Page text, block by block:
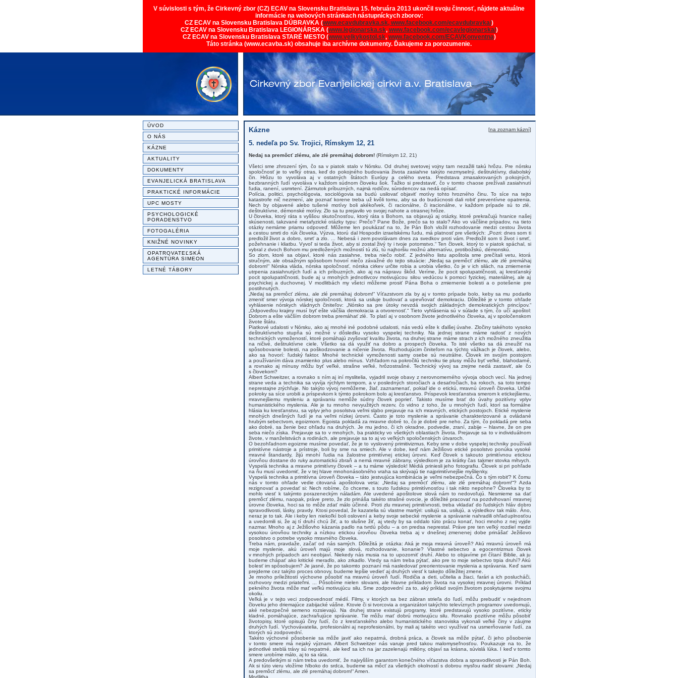
V súvislosti s tým, že Cirkevný zbor (CZ) ECAV na Slovensku Bratislava 15. februára 2013 ukončil svoju činnosť, nájdete aktuálne
informácie na webových stránkach nástupníckych zborov:
CZ ECAV na Slovensku Bratislava DÚBRAVKA (www.ecavdubravka.sk, www.facebook.com/ecavdubravka/)
CZ ECAV na Slovensku Bratislava LEGIONÁRSKA (www.legionarska.sk, www.facebook.com/ecavlegionarska/)
CZ ECAV na Slovensku Bratislava STARÉ MESTO (www.velkykostol.sk, www.facebook.com/ECAVKonventna)
Táto stránka (www.ecavba.sk) obsahuje iba archívne dokumenty. Ďakujeme za porozumenie.
ÚVOD
O NÁS
KÁZNE
AKTUALITY
DOKUMENTY
EVANJELICKÁ BRATISLAVA
PRAKTICKÉ INFORMÁCIE
UPC MOSTY
PSYCHOLOGICKÉ
PORADENSTVO
FOTOGALÉRIA
KNIŽNÉ NOVINKY
OPATROVATEĽSKÁ
AGENTÚRA SIMEON
LETNÉ TÁBORY
Kázne [na zoznam kázní]
5. nedeľa po Sv. Trojici, Rímskym 12, 21
Nedaj sa premôcť zlému, ale zlé premáhaj dobrom!(Rímskym 12, 21)
Všetci sme zhrození tým, čo sa v piatok stalo v Nórsku. Od druhej svetovej vojny tam nezažili takú hrôzu. Pre nórsku
spoločnosť je to veľký otras, keď do pokojného budovania života zasiahne takýto nezmyselný, deštruktívny, diabolský
čin. Hrôzu to vyvoláva aj v ostatných štátoch Európy a celého sveta. Predstava zmasakrovaných pokojných,
bezbranných ľudí vyvoláva v každom súdnom človeku šok. Ťažko si predstaviť, čo v tomto chaose prežívali zasiahnutí
ľudia, ranení, usmrtení. Zármutok príbuzných, najmä rodičov, súrodencov sa nedá opísať.
Polícia, politici, psychológovia, sociológovia sa budú usilovať objaviť motívy tohto hrozného činu. To síce na tejto
katastrofe nič nezmení, ale poznať korene treba už kvôli tomu, aby sa do budúcnosti dali robiť preventívne opatrenia.
Nech by objavené alebo tušené motívy boli akékoľvek, či racionálne, či iracionálne, v každom prípade sú to zlé,
deštruktívne, démonské motívy. Zlo sa tu prejavilo vo svojej nahote a otrasnej hrôze.
U človeka, ktorý ráta s vyššou skutočnosťou, ktorý ráta s Bohom, sa objavujú aj otázky, ktoré prekračujú hranice našej
skúsenosti, takzvané metafyzické otázky typu: Prečo? Pane Bože, prečo sa to stalo? Ako vo väčšine prípadov, na tieto
otázky nemáme priamu odpoveď. Môžeme len poukázať na to, že Pán Boh vložil rozhodovanie medzi cestou života
a cestou smrti do rúk človeka. Výzva, ktorú dal Hospodin izraelskému ľudu, má platnosť pre všetkých: „Pozri: dnes som ti
predložil život a dobro, smrť a zlo. ... Nebesá i zem povolávam dnes za svedkov proti vám. Predložil som ti život i smrť,
požehnanie i kliatbu. Vyvoľ si teda život, aby si zostal živý ty i tvoje potomstvo.“ Ten človek, ktorý to v piatok spáchal, si
vybral z dvoch Bohom mu predložených možností tú zlú, tú najhoršiu možnú alternatívu, protibožskú, démonskú.
So zlom, ktoré sa objaví, ktoré nás zasiahne, treba niečo robiť. Z jedného listu apoštola sme prečítali vetu, ktorá
stručným, ale obsažným spôsobom hovorí niečo závažné do tejto situácie: „Nedaj sa premôcť zlému, ale zlé premáhaj
dobrom!“ Nórska vláda, nórska spoločnosť, nórska cirkev určite robia a urobia všetko, čo je v ich silách, na zmiernenie
utrpenia zasiahnutých ľudí a ich príbuzných, ako aj na nápravu škôd. Veríme, že pocit spolupatričnosti, aj kresťanský
pocit spolupatričnosti, bude aj u mnohých jednotlivcov motivujúcou silou vedúcou k pomoci fyzickej, materiálnej, ale aj
psychickej a duchovnej. V modlitbách my všetci môžeme prosiť Pána Boha o zmiernenie bolesti a o potešenie pre
postihnutých.
„Nedaj sa premôcť zlému, ale zlé premáhaj dobrom!“ Víťazstvom zla by aj v tomto prípade bolo, keby sa mu podarilo
zmeniť smer vývoja nórskej spoločnosti, ktorá sa usiluje budovať a upevňovať demokraciu. Dôležité je v tomto ohľade
vyhlásenie nórskych vládnych činiteľov: „Nórsko sa pre útoky nevzdá svojich základných demokratických princípov.“
„Odpoveďou krajiny musí byť ešte väčšia demokracia a otvorenosť.“ Tieto vyhlásenia sú v súlade s tým, čo učí apoštol:
Dobrom a ešte väčším dobrom treba premáhať zlé. To platí aj v osobnom živote jednotlivého človeka, aj v spoločenskom
živote štátu.
Piatkové udalosti v Nórsku, ako aj mnohé iné podobné udalosti, nás vedú ešte k ďalšej úvahe. Zločiny takéhoto vysoko
deštruktívneho stupňa sú možné v dôsledku vysoko vyspelej techniky. Na jednej strane máme radosť z nových
technických vymožeností, ktoré pomáhajú zvyšovať kvalitu života, na druhej strane máme strach z ich možného zneužitia
na ničivé, deštruktívne ciele. Všetko sa dá využiť na dobro a prospech človeka. To isté všetko sa dá zneužiť na
spôsobovanie bolesti, na poškodzovanie a ničenie života. Rozhodujúcim činiteľom na týchto vážkach je človek, alebo,
ako sa hovorí: ľudský faktor. Mnohé technické vymoženosti samy osebe sú neutrálne. Človek im svojím postojom
a používaním dáva znamienko plus alebo mínus. Vzhľadom na pokročilú techniku tie plusy môžu byť veľké, blahodarné,
a rovnako aj mínusy môžu byť veľké, strašne veľké, hrôzostrašné. Technický vývoj sa zrejme nedá zastaviť, ale čo
s človekom?
Albert Schweitzer, a rovnako s ním aj iní myslitelia, vyjadril svoje obavy z nerovnomerného vývoja oboch vecí. Na jednej
strane veda a technika sa vyvíja rýchlym tempom, a v posledných storočiach a desaťročiach, ba rokoch, sa toto tempo
neprestajne zrýchľuje. No takýto vývoj nemôžeme, žiaľ, zaznamenať, pokiaľ ide o etickú, mravnú úroveň človeka. Určité
pokroky sa síce urobili a príspevkom k týmto pokrokom bolo aj kresťanstvo. Príspevok kresťanstva smerom k etickejšiemu,
mravnejšiemu mysleniu a správaniu nemôže súdny človek poprieť. Takisto musíme brať do úvahy pozitívny vplyv
humanistického myslenia. Ale je tu mnoho nevyužitých rezerv, čo vidno z toho, že u mnohých ľudí, ktorí sa formálne
hlásia ku kresťanstvu, sa vplyv jeho posolstva veľmi slabo prejavuje na ich mravných, etických postojoch. Etické myslenie
mnohých dnešných ľudí je na veľmi nízkej úrovni. Často je toto myslenie a správanie charakterizované a ovládané
hrubým sebectvom, egoizmom. Egoista pokladá za mravne dobré to, čo je dobré pre neho. Za tým, čo pokladá pre seba
ako dobré, sa ženie bez ohľadu na druhých. Je mu jedno, či ich okradne, podvedie, zraní, zabije – hlavne, že on pre
seba niečo získa. Prejavuje sa to v mnohých, ba prakticky vo všetkých oblastiach života. Prejavuje sa to v individuálnom
živote, v manželstvách a rodinách, ale prejavuje sa to aj vo veľkých spoločenských útvaroch.
O bezohľadnom egoizme musíme povedať, že je to vyslovený primitivizmus. Keby sme v dobe vyspelej techniky používali
primitívne nástroje a prístroje, boli by sme na smiech. Ale v dobe, keď nám Ježišovo etické posolstvo ponúka vysoké
mravné štandardy, žijú mnohí ľudia na žalostne primitívnej etickej úrovni. Keď človek s takouto primitívnou etickou
úrovňou dostane do ruky automatickú zbraň a nemá mravné zábrany, výsledkom je za krátky čas takmer stovka mŕtvych.
Vyspelá technika a mravne primitívny človek – a tu máme výsledok! Médiá priniesli jeho fotografiu. Človek si pri pohľade
na ňu musí uvedomiť, že v tej hlave mnohonásobného vraha sa skrývajú tie najprimitívnejšie myšlienky.
Vyspelá technika a primitívna úroveň človeka – táto jestvujúca kombinácia je veľmi nebezpečná. Čo s tým robiť? K čomu
nás v tomto ohľade vedie citovaná apoštolova veta: „Nedaj sa premôcť zlému, ale zlé premáhaj dobrom!“? Azda
rezignovať a povedať si: Nech robíme, čo chceme, s touto ľudskou primitívnosťou i tak nikto nepohne? Človeka by to
mohlo viesť k takýmto porazeneckým náladám. Ale uvedené apoštolove slová nám to nedovoľujú. Nesmieme sa dať
premôcť zlému, naopak, práve preto, že zlo prináša takéto strašné ovocie, je dôležité pracovať na pozdvihovaní mravnej
úrovne človeka, hoci sa to môže zdať málo účinné. Proti zlu mravnej primitívnosti, treba vkladať do ľudských hláv dobro
spravodlivosti, lásky, pravdy. Ktosi povedal, že kazatelia sú vlastne martýri: usilujú sa, usilujú, a výsledkov tak málo. Áno,
neraz je to tak. Ale i keby len niekoľkí boli oslovení a keby svoje sebecké myslenie a správanie nahradili ohľaduplnosťou
a uvedomili si, že aj tí druhí chcú žiť, a to slušne žiť, aj vtedy by sa oddalo túto prácu konať, hoci mnoho z nej vyjde
nazmar. Mnoho aj z Ježišovho kázania padlo na tvrdú pôdu – a on predsa neprestal. Práve pre ten veľký rozdiel medzi
vysokou úrovňou techniky a nízkou etickou úrovňou človeka treba aj v dnešnej zmenenej dobe prinášať Ježišovo
posolstvo o potrebe vysoko mravného človeka.
Treba nám, pravdaže, začať od nás samých. Dôležitá je otázka: Aká je moja mravná úroveň? Akú mravnú úroveň má
moje myslenie, akú úroveň majú moje slová, rozhodovanie, konanie? Vlastné sebectvo a egocentrizmus človek
v mnohých prípadoch ani neobjaví. Niekedy nás musia na to upozorniť druhí. Alebo to objavíme pri čítaní Biblie, ak ju
budeme chápať ako kritické meradlo, ako zrkadlo. Vtedy sa nám treba pýtať, ako pre to moje sebectvo trpia druhí? Akú
bolesť im spôsobujem? Je jasné, že po takomto poznaní má nasledovať preorientovanie myslenia a správania. Keď sami
prejdeme cez takýto proces obnovy, budeme lepšie vedieť aj druhých viesť k takejto dôležitej zmene.
Je mnoho príležitostí výchovne pôsobiť na mravnú úroveň ľudí. Rodičia a deti, učitelia a žiaci, farári a ich poslucháči,
rozhovory medzi priateľmi. ... Pôsobíme nielen slovami, ale hlavne príkladom života na vysokej mravnej úrovni. Príklad
pekného života môže mať veľkú motivujúcu silu. Sme zodpovední za to, aký príklad svojím životom poskytujeme svojmu
okoliu.
Veľká je v tejto veci zodpovednosť médií. Filmy, v ktorých sa bez zábran strieľa do ľudí, môžu prebudiť v nejednom
človeku jeho driemajúce zabijacké vášne. Ktovie či si tvorcovia a organizátori takýchto televíznych programov uvedomujú,
aké nebezpečné semeno rozsievajú. Na druhej strane existujú programy, ktoré predstavujú vysoko pozitívne, eticky
kladné, pomáhajúce, zachraňujúce správanie. Tie môžu mať dobrú motivujúcu silu. Rovnako pozitívne môžu pôsobiť
životopisy, ktoré opisujú činy ľudí, čo z kresťanského alebo humanistického stanoviska vykonali veľké činy v záujme
druhých ľudí. Vychovávatelia, profesionálni aj neprofesionálni, by mali aj takéto veci využívať na usmerňovanie ľudí, za
ktorých sú zodpovední.
Takéto výchovné pôsobenie sa môže javiť ako nepatrná, drobná práca, a človek sa môže pýtať, či jeho pôsobenie
v tomto smere má nejaký význam. Albert Schweitzer nás varuje pred takou malomyseľnosťou. Poukazuje na to, že
jednotlivé steblá trávy sú nepatrné, ale keď sa ich na jar zazelenajú milióny, objaví sa krásna, súvislá lúka. I keď v tomto
smere urobíme málo, aj to sa ráta.
A predovšetkým si nám treba uvedomiť, že najvyšším garantom konečného víťazstva dobra a spravodlivosti je Pán Boh.
Ak si túto vieru vložíme hlboko do srdca, budeme sa môcť za všetkých okolností s dobrou mysľou riadiť slovami: „Nedaj
sa premôcť zlému, ale zlé premáhaj dobrom!“ Amen.
Modlitba